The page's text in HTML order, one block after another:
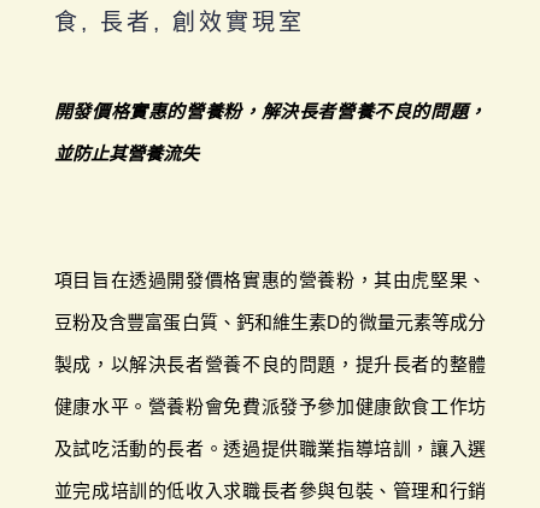
食, 長者, 創效實現室
開發價格實惠的營養粉，解決長者營養不良的問題，
並防止其營養流失
項目旨在透過開發價格實惠的營養粉，其由虎堅果、
豆粉及含豐富蛋白質、鈣和維生素D的微量元素等成分
製成，以解決長者營養不良的問題，提升長者的整體
健康水平。營養粉會免費派發予參加健康飲食工作坊
及試吃活動的長者。透過提供職業指導培訓，讓入選
並完成培訓的低收入求職長者參與包裝、管理和行銷